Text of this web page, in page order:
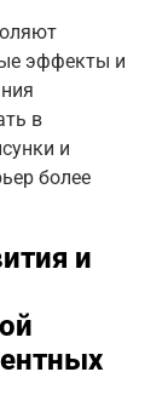
эффекты и
в
и
более
и